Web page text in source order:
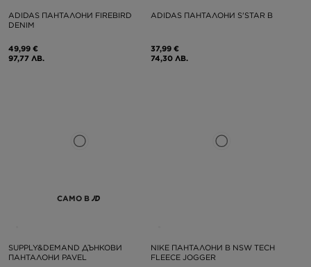
ADIDAS ПАНТАЛОНИ FIREBIRD
DENIM
49,99 €
97,77 ЛВ.
ADIDAS ПАНТАЛОНИ S'STAR B
37,99 €
74,30 ЛВ.
САМО В
SUPPLY&DEMAND ДЪНКОВИ
ПАНТАЛОНИ PAVEL
NIKE ПАНТАЛОНИ B NSW TECH
FLEECE JOGGER